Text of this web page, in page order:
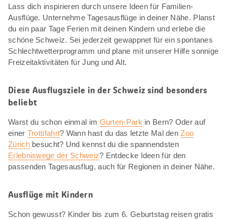
Lass dich inspirieren durch unsere Ideen für Familien-
Ausflüge. Unternehme Tagesausflüge in deiner Nähe. Planst
du ein paar Tage Ferien mit deinen Kindern und erlebe die
schöne Schweiz. Sei jederzeit gewappnet für ein spontanes
Schlechtwetterprogramm und plane mit unserer Hilfe sonnige
Freizeitaktivitäten für Jung und Alt.
Diese Ausflugsziele in der Schweiz sind besonders
beliebt
Warst du schon einmal im Gurten-Park in Bern? Oder auf
einer Trottifahrt? Wann hast du das letzte Mal denZoo
Zürichbesucht? Und kennst du die spannendsten
Erlebniswege der Schweiz? Entdecke Ideen für den
passenden Tagesausflug, auch für Regionen in deiner Nähe.
Ausflüge mit Kindern
Schon gewusst? Kinder bis zum 6. Geburtstag reisen gratis